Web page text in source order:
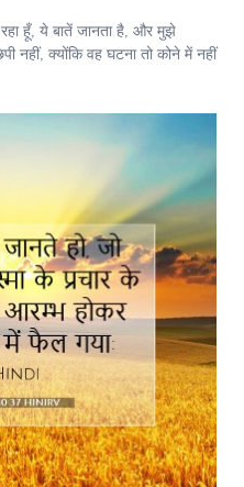
हूँ, ये बातें जानता है, और मुझे
नहीं, क्योंकि वह घटना तो कोने में नहीं